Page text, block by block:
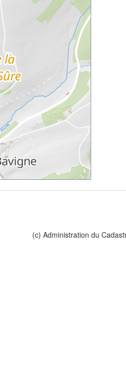
(c) Administration du